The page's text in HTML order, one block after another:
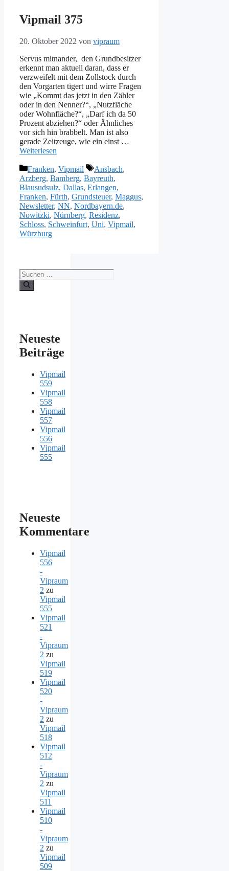
Vipmail 375
20. Oktober 2022 von vipraum
Servus mitnander, den Grundbesitzer
erkennt man aktuell daran, dass er
verzweifelt mit dem Zollstock durch
den Vorgarten tigert und wirre Fragen
wie „Kommt das jetzt in den Zähler
oder in den Nenner?“, „Nutzfläche
oder Wohnfläche?“, „Darf ich da 50
Prozent abziehen?“ oder Ähnliches
vor sich hin brabbelt. Man ist also
gerade Zeitzeuge, wie ein einst …
Weiterlesen
Kategorien
Franken, Vipmail Schlagwörter
Ansbach,
Arzberg, Bamberg, Bayreuth,
Blausudsulz, Dallas, Erlangen,
Franken, Fürth, Grundsteuer, Maggus,
Newsletter, NN, Nordbayern.de,
Nowitzki, Nürnberg, Residenz,
Schloss, Schweinfurt, Uni, Vipmail,
Würzburg
Suche
nach:
Neueste
Beiträge
Vipmail
559
Vipmail
558
Vipmail
557
Vipmail
556
Vipmail
555
Neueste
Kommentare
Vipmail
556
-
Vipraum
2 zu
Vipmail
555
Vipmail
521
-
Vipraum
2 zu
Vipmail
519
Vipmail
520
-
Vipraum
2 zu
Vipmail
518
Vipmail
512
-
Vipraum
2 zu
Vipmail
511
Vipmail
510
-
Vipraum
2 zu
Vipmail
509